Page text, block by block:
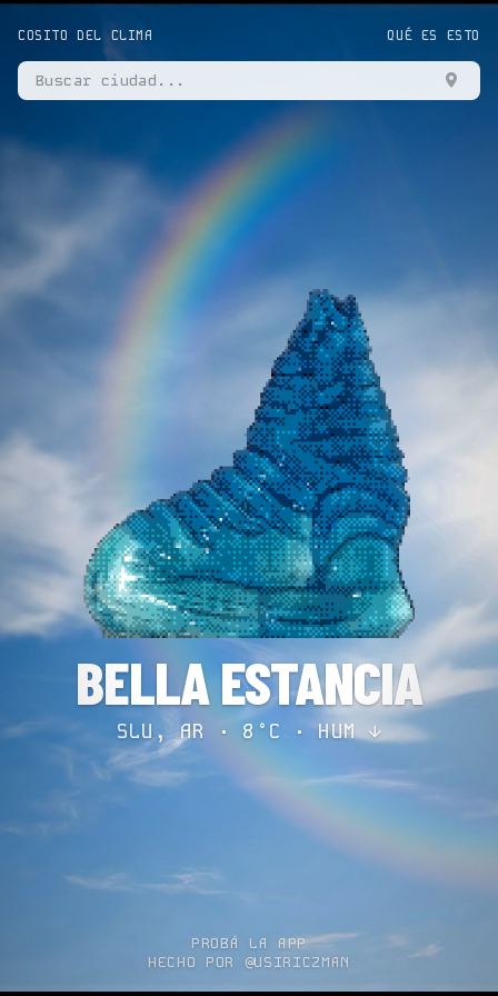
COSITO DEL CLIMA QUÉ ES ESTO
BELLA ESTANCIA
SLU, AR · 8°C ·HUM ↓
PROBÁ LA APP
HECHO POR @USIRICZMAN